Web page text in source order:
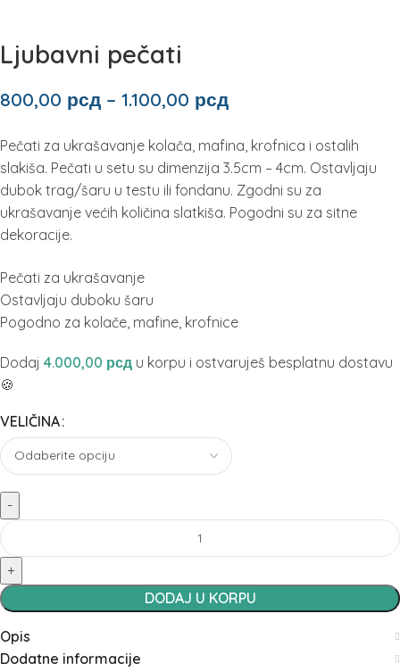
Ljubavni pečati
800,00 рсд – 1.100,00 рсд
Pečati za ukrašavanje kolača, mafina, krofnica i ostalih
slakiša. Pečati u setu su dimenzija 3.5cm – 4cm. Ostavljaju
dubok trag/šaru u testu ili fondanu. Zgodni su za
ukrašavanje većih količina slatkiša. Pogodni su za sitne
dekoracije.
Pečati za ukrašavanje
Ostavljaju duboku šaru
Pogodno za kolače, mafine, krofnice
Dodaj 4.000,00 рсд u korpu i ostvaruješ besplatnu dostavu
🍪
VELIČINA
DODAJ U KORPU
Opis
Dodatne informacije